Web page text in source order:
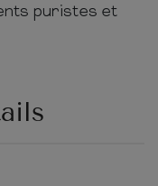
puristes et